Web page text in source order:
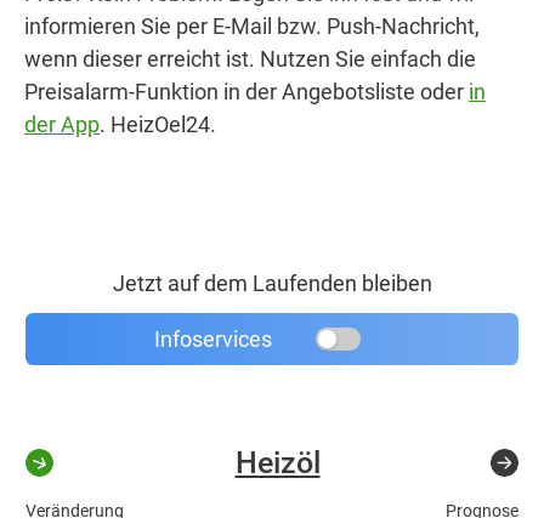
informieren Sie per E-Mail bzw. Push-Nachricht,
wenn dieser erreicht ist. Nutzen Sie einfach die
Preisalarm-Funktion in der Angebotsliste oder in
der App. HeizOel24.
Jetzt auf dem Laufenden bleiben
Infoservices
Veränderung
Heizöl
Prognose